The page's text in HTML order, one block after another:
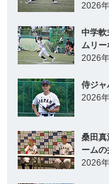
2026
中学軟
ムリー
2026
侍ジャ
2026
桑田真
ーム
2026